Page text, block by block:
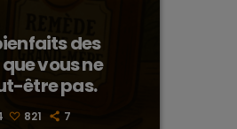
des
vous ne
être pas.
821 7